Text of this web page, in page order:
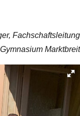
Fachschaftsleitung
Marktbreit